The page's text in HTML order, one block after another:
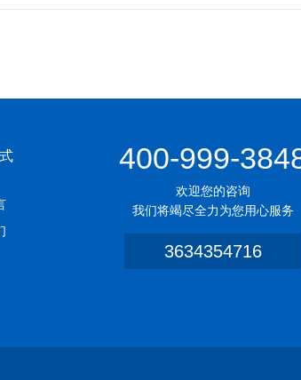
400-999-
欢迎您的咨询
我们将竭尽全力为您用心服务
3634354716